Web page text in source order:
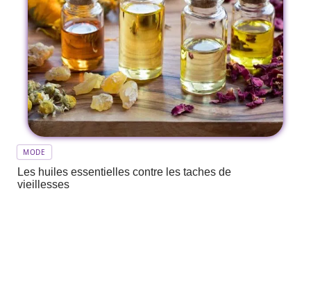
MODE
Les huiles essentielles contre les taches de
vieillesses